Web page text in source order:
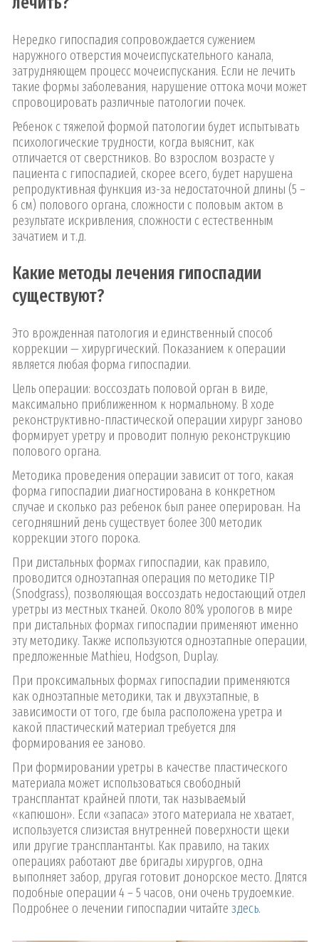
Нередко гипоспадия сопровождается сужением
наружного отверстия мочеиспускательного канала,
затрудняющем процесс мочеиспускания. Если не лечить
такие формы заболевания, нарушение оттока мочи может
спровоцировать различные патологии почек.
Ребенок с тяжелой формой патологии будет испытывать
психологические трудности, когда выяснит, как
отличается от сверстников. Во взрослом возрасте у
пациента с гипоспадией, скорее всего, будет нарушена
репродуктивная функция из-за недостаточной длины (5 –
6 см) полового органа, сложности с половым актом в
результате искривления, сложности с естественным
зачатием и т.д.
Какие методы лечения гипоспадии
существуют?
Это врожденная патология и единственный способ
коррекции — хирургический. Показанием к операции
является любая форма гипоспадии.
Цель операции: воссоздать половой орган в виде,
максимально приближенном к нормальному. В ходе
реконструктивно-пластической операции хирург заново
формирует уретру и проводит полную реконструкцию
полового органа.
Методика проведения операции зависит от того, какая
форма гипоспадии диагностирована в конкретном
случае и сколько раз ребенок был ранее оперирован. На
сегодняшний день существует более 300 методик
коррекции этого порока.
При дистальных формах гипоспадии, как правило,
проводится одноэтапная операция по методике ТIР
(Snodgrass), позволяющая воссоздать недостающий отдел
уретры из местных тканей. Около 80% урологов в мире
при дистальных формах гипоспадии применяют именно
эту методику. Также используются одноэтапные операции,
предложенные Mathieu, Hodgson, Duplay.
При проксимальных формах гипоспадии применяются
как одноэтапные методики, так и двухэтапные, в
зависимости от того, где была расположена уретра и
какой пластический материал требуется для
формирования ее заново.
При формировании уретры в качестве пластического
материала может использоваться свободный
трансплантат крайней плоти, так называемый
«капюшон». Если «запаса» этого материала не хватает,
используется слизистая внутренней поверхности щеки
или другие трансплантанты. Как правило, на таких
операциях работают две бригады хирургов, одна
выполняет забор, другая готовит донорское место. Длятся
подобные операции 4 – 5 часов, они очень трудоемкие.
Подробнее о лечении гипоспадии читайте здесь.